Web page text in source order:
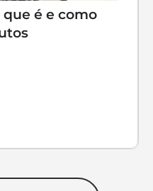
é e como